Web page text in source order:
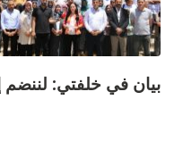
بيان في خلفتي: